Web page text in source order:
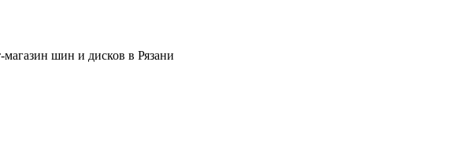
магазин шин и дисков в Рязани